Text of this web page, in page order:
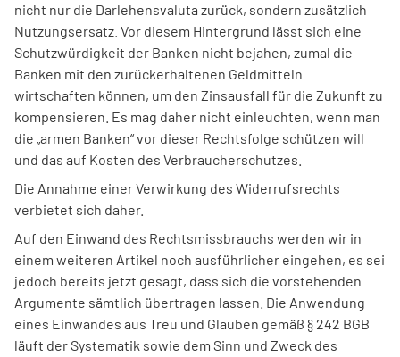
nicht nur die Darlehensvaluta zurück, sondern zusätzlich
Nutzungsersatz. Vor diesem Hintergrund lässt sich eine
Schutzwürdigkeit der Banken nicht bejahen, zumal die
Banken mit den zurückerhaltenen Geldmitteln
wirtschaften können, um den Zinsausfall für die Zukunft zu
kompensieren. Es mag daher nicht einleuchten, wenn man
die „armen Banken“ vor dieser Rechtsfolge schützen will
und das auf Kosten des Verbraucherschutzes.
Die Annahme einer Verwirkung des Widerrufsrechts
verbietet sich daher.
Auf den Einwand des Rechtsmissbrauchs werden wir in
einem weiteren Artikel noch ausführlicher eingehen, es sei
jedoch bereits jetzt gesagt, dass sich die vorstehenden
Argumente sämtlich übertragen lassen. Die Anwendung
eines Einwandes aus Treu und Glauben gemäß § 242 BGB
läuft der Systematik sowie dem Sinn und Zweck des